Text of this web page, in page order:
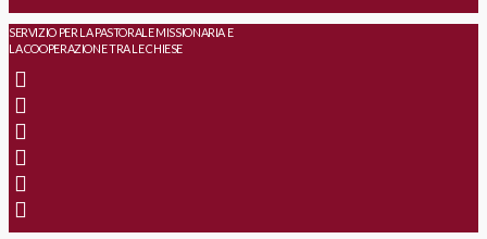
SERVIZIO PER LA PASTORALE MISSIONARIA E
LA COOPERAZIONE TRA LE CHIESE